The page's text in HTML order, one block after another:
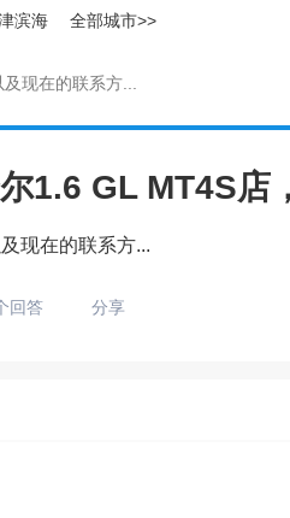
滨海 全部城市>>
现在的联系方...
现在的联系方...
回答 分享